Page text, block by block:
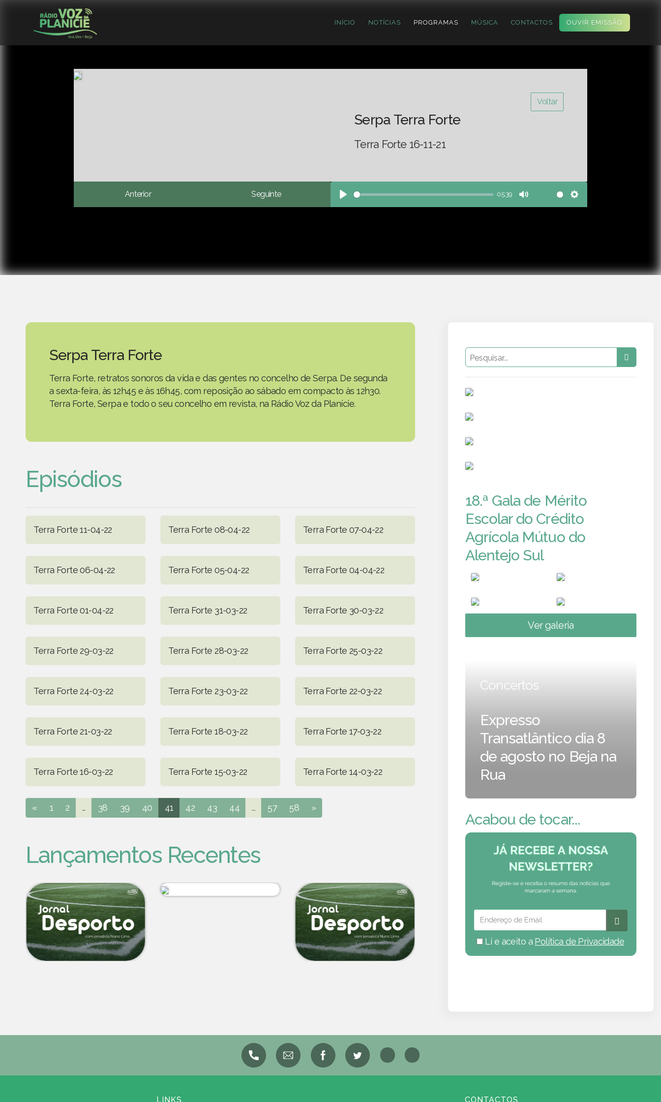
INÍCIO NOTÍCIAS PROGRAMAS MÚSICA CONTACTOS OUVIR EMISSÃO
Voltar
Serpa Terra Forte
Terra Forte 16-11-21
Anterior Seguinte
Play
05:39
Mute Settings
Serpa Terra Forte
Terra Forte, retratos sonoros da vida e das gentes no concelho de Serpa. De segunda
a sexta-feira, às 12h45 e às 16h45, com reposição ao sábado em compacto às 12h30.
Terra Forte, Serpa e todo o seu concelho em revista, na Rádio Voz da Planície.
Episódios
Terra Forte 11-04-22 Terra Forte 08-04-22 Terra Forte 07-04-22
Terra Forte 06-04-22 Terra Forte 05-04-22 Terra Forte 04-04-22
Terra Forte 01-04-22 Terra Forte 31-03-22 Terra Forte 30-03-22
Terra Forte 29-03-22 Terra Forte 28-03-22 Terra Forte 25-03-22
Terra Forte 24-03-22 Terra Forte 23-03-22 Terra Forte 22-03-22
Terra Forte 21-03-22 Terra Forte 18-03-22 Terra Forte 17-03-22
Terra Forte 16-03-22 Terra Forte 15-03-22 Terra Forte 14-03-22
« 1 2 ... 38 39 40 41 42 43 44 ... 57 58 »
Lançamentos Recentes
18.ª Gala de Mérito
Escolar do Crédito
Agrícola Mútuo do
Alentejo Sul
Ver galeria
Concertos
Expresso
Transatlântico dia 8
de agosto no Beja na
Rua
Acabou de tocar...
Li e aceito a Política de Privacidade
LINKS CONTACTOS